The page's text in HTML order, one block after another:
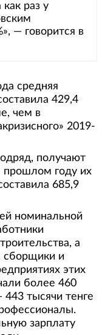
раз у
— говорится в
средняя
429,4
чем в
2019-
получают
прошлом году их
685,9
номинальной
а
сборщики и
этих
более 460
тысячи тенге
зарплату